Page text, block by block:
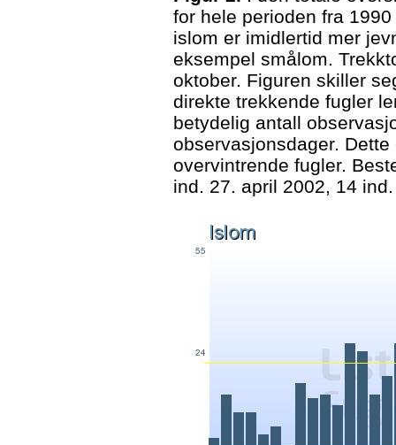
for hele perioden fra
islom er imidlertid mer
eksempel smålom.
oktober. Figuren skiller
direkte trekkende fugler
betydelig antall
observasjonsdager.
overvintrende fugler.
ind. 27. april 2002, 14